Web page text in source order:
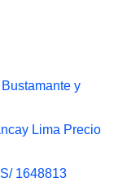
y
Lima Precio
1648813